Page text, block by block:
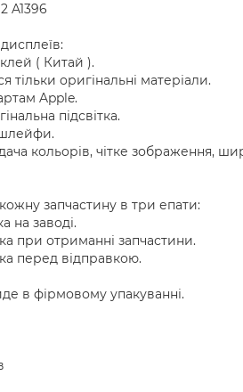
A1396
( Китай ).
тільки оригінальні матеріали.
Apple.
підсвітка.
кольорів, чітке зображення,
запчастину в три епати:
на заводі.
при отриманні запчастини.
перед відправкою.
в фірмовому упакуванні.